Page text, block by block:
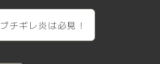
ブチギレ炎は必見！